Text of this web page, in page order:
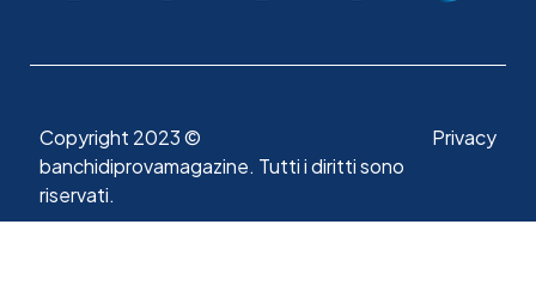
Copyright 2023 ©
banchidiprovamagazine. Tutti i diritti sono
riservati.
Privacy